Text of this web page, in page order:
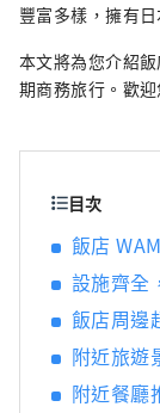
豐富多樣，擁有
本文將為您介紹
期商務旅行。歡
目次
飯店
設施齊全
飯店周邊
附近旅遊
附近餐廳